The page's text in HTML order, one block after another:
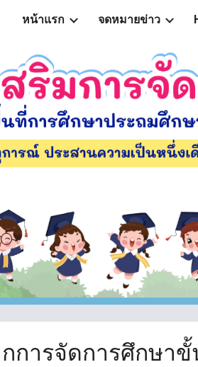
หน้าแรก จดหมายข่าว
การจัดการศึกษา